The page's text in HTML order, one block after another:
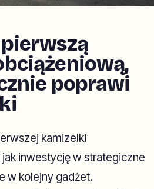
poprawi
kamizelki
inwestycję w strategiczne
w kolejny gadżet.